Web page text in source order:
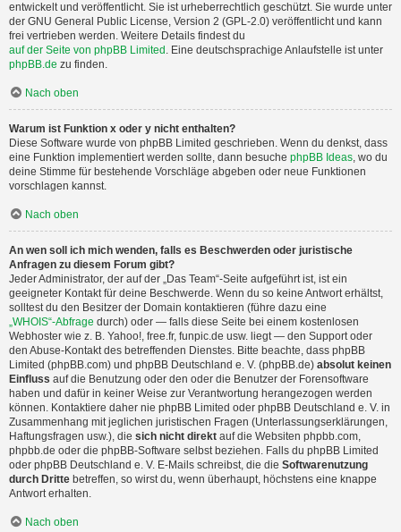
entwickelt und veröffentlicht. Sie ist urheberrechtlich geschützt. Sie wurde unter
der GNU General Public License, Version 2 (GPL-2.0) veröffentlicht und kann
frei vertrieben werden. Weitere Details findest du
auf der Seite von phpBB Limited . Eine deutschsprachige Anlaufstelle ist unter
phpBB.de zu finden.
Nach oben
Warum ist Funktion x oder y nicht enthalten?
Diese Software wurde von phpBB Limited geschrieben. Wenn du denkst, dass
eine Funktion implementiert werden sollte, dann besuche phpBB Ideas, wo du
deine Stimme für bestehende Vorschläge abgeben oder neue Funktionen
vorschlagen kannst.
Nach oben
An wen soll ich mich wenden, falls es Beschwerden oder juristische
Anfragen zu diesem Forum gibt?
Jeder Administrator, der auf der „Das Team“-Seite aufgeführt ist, ist ein
geeigneter Kontakt für deine Beschwerde. Wenn du so keine Antwort erhältst,
solltest du den Besitzer der Domain kontaktieren (führe dazu eine
„WHOIS“-Abfrage durch) oder — falls diese Seite bei einem kostenlosen
Webhoster wie z. B. Yahoo!, free.fr, funpic.de usw. liegt — den Support oder
den Abuse-Kontakt des betreffenden Dienstes. Bitte beachte, dass phpBB
Limited (phpBB.com) und phpBB Deutschland e. V. (phpBB.de) absolut keinen
Einfluss auf die Benutzung oder den oder die Benutzer der Forensoftware
haben und dafür in keiner Weise zur Verantwortung herangezogen werden
können. Kontaktiere daher nie phpBB Limited oder phpBB Deutschland e. V. in
Zusammenhang mit jeglichen juristischen Fragen (Unterlassungserklärungen,
Haftungsfragen usw.), die sich nicht direkt auf die Websiten phpbb.com,
phpbb.de oder die phpBB-Software selbst beziehen. Falls du phpBB Limited
oder phpBB Deutschland e. V. E-Mails schreibst, die die Softwarenutzung
durch Dritte betreffen, so wirst du, wenn überhaupt, höchstens eine knappe
Antwort erhalten.
Nach oben